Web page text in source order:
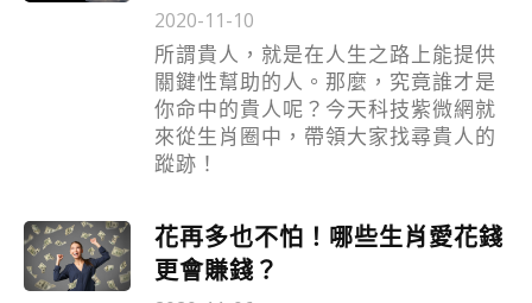
2020-11-10
所謂貴人，就是在人生之路上能提供
關鍵性幫助的人。那麼，究竟誰才是
你命中的貴人呢？今天科技紫微網就
來從生肖圈中，帶領大家找尋貴人的
蹤跡！
花再多也不怕！哪些生肖愛花錢
更會賺錢？